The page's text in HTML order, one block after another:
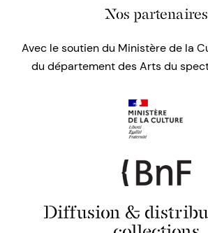
Nos partenaires
Avec le soutien du Ministère de la
du département des Arts du
Diffusion &